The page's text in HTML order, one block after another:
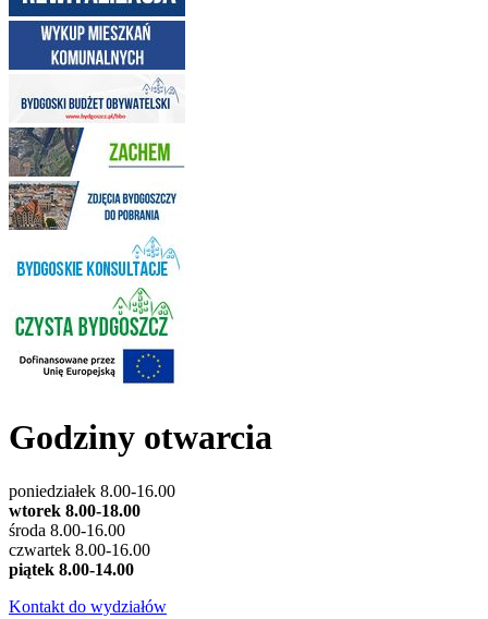
Godziny otwarcia
poniedziałek 8.00-16.00
wtorek 8.00-18.00
środa 8.00-16.00
czwartek 8.00-16.00
piątek 8.00-14.00
Kontakt do wydziałów